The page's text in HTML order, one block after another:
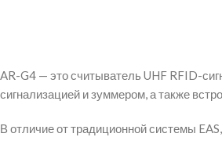
AR-G4 — это считыватель UHF RFID-
сигнализацией и зуммером, а также
В отличие от традиционной системы